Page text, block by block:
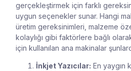
gerçekleştirmek için farklı
uygun seçenekler sunar. Hangi
üretim gereksinimleri, malzeme
kolaylığı gibi faktörlere bağlı
için kullanılan ana makinalar
İnkjet Yazıcılar: En yaygın